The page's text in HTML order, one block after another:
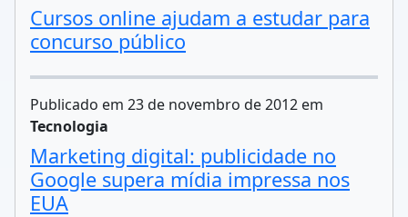
Cursos online ajudam a estudar para
concurso público
Publicado em 23 de novembro de 2012 em
Tecnologia
Marketing digital: publicidade no
Google supera mídia impressa nos
EUA